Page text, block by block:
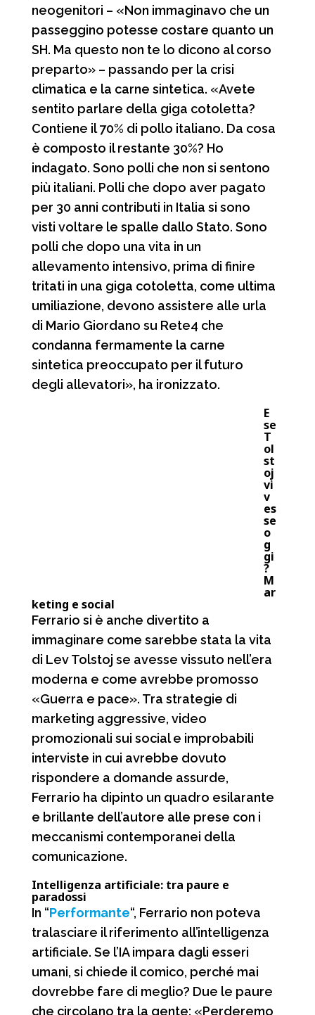
neogenitori – «Non immaginavo che un
passeggino potesse costare quanto un
SH. Ma questo non te lo dicono al corso
preparto» – passando per la crisi
climatica e la carne sintetica. «Avete
sentito parlare della giga cotoletta?
Contiene il 70% di pollo italiano. Da cosa
è composto il restante 30%? Ho
indagato. Sono polli che non si sentono
più italiani. Polli che dopo aver pagato
per 30 anni contributi in Italia si sono
visti voltare le spalle dallo Stato. Sono
polli che dopo una vita in un
allevamento intensivo, prima di finire
tritati in una giga cotoletta, come ultima
umiliazione, devono assistere alle urla
di Mario Giordano su Rete4 che
condanna fermamente la carne
sintetica preoccupato per il futuro
degli allevatori», ha ironizzato.
E
se
T
ol
st
oj
vi
v
es
se
o
g
gi
?
M
ar
keting e social
Ferrario si è anche divertito a
immaginare come sarebbe stata la vita
di Lev Tolstoj se avesse vissuto nell’era
moderna e come avrebbe promosso
«Guerra e pace». Tra strategie di
marketing aggressive, video
promozionali sui social e improbabili
interviste in cui avrebbe dovuto
rispondere a domande assurde,
Ferrario ha dipinto un quadro esilarante
e brillante dell’autore alle prese con i
meccanismi contemporanei della
comunicazione.
Intelligenza artificiale: tra paure e
paradossi
In “Performante“, Ferrario non poteva
tralasciare il riferimento all’intelligenza
artificiale. Se l’IA impara dagli esseri
umani, si chiede il comico, perché mai
dovrebbe fare di meglio? Due le paure
che circolano tra la gente: «Perderemo